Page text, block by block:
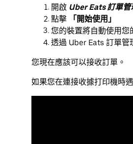
開啟 Uber Eats 訂單管
點擊
「開始使用」
您的裝置將自動使用您
透過 Uber Eats 訂單
您現在應該可以接收訂單。
如果您在連接收據打印機時